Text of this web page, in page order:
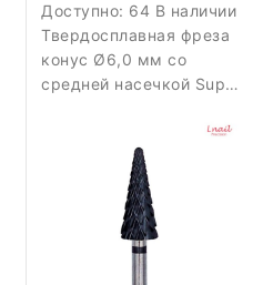
Доступно: 64 В наличии
Твердосплавная фреза
конус Ø6,0 мм со
средней насечкой Super
сбалансированное и
контролируемое снятие
геля и акрила.